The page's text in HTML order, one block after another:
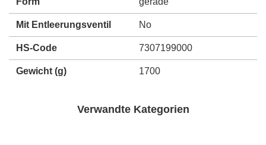
Mit Entleerungsventil No
HS-Code 7307199000
Gewicht (g) 1700
Verwandte Kategorien